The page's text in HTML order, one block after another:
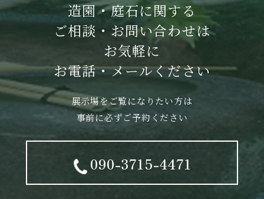
造園・庭石に関する
ご相談・お問い合わせは
お気軽に
お電話・メールください
展示場をご覧になりたい方は
事前に必ずご予約ください
090-3715-4471